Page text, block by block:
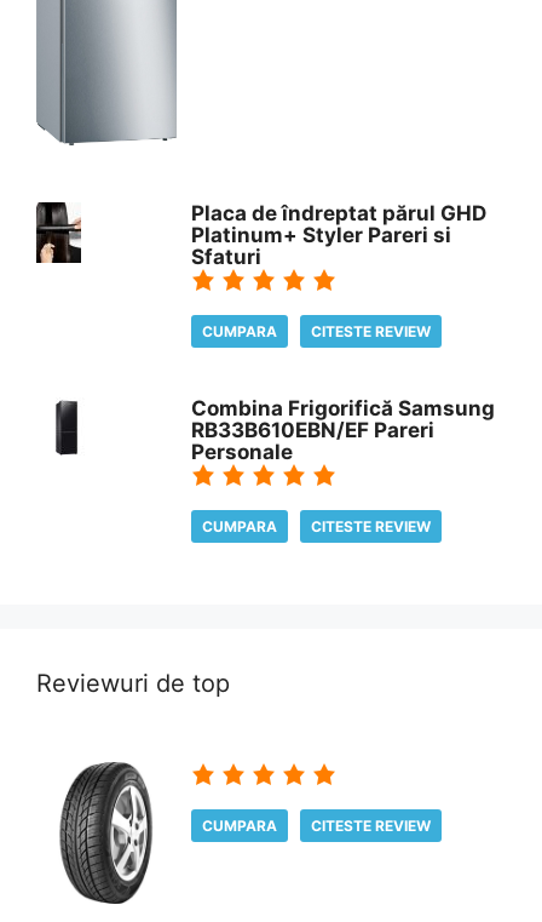
Placa de îndreptat părul GHD
Platinum+ Styler Pareri si
Sfaturi
CUMPARA CITESTE REVIEW
Combina Frigorifică Samsung
RB33B610EBN/EF Pareri
Personale
CUMPARA CITESTE REVIEW
Reviewuri de top
CUMPARA CITESTE REVIEW